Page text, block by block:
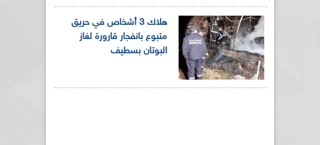
هلاك 3 أشخاص في حريق
متبوع بانفجار قارورة لغاز
البوتان بسطيف